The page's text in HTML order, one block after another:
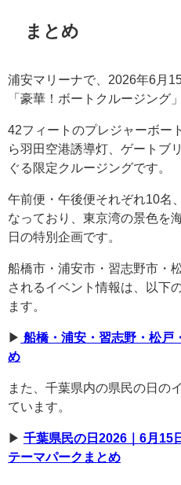
まとめ
浦安マリーナで、2026年6月
「豪華！ボートクルージング
42フィートのプレジャーボー
ら羽田空港誘導灯、ゲートブ
ぐる限定クルージングです。
午前便・午後便それぞれ10名
なっており、東京湾の景色を
日の特別企画です。
船橋市・浦安市・習志野市・
されるイベント情報は、以下
ます。
▶︎ 船橋・浦安・習志野・松戸
め
また、千葉県内の県民の日の
ています。
▶︎ 千葉県民の日2026｜6月15
テーマパークまとめ